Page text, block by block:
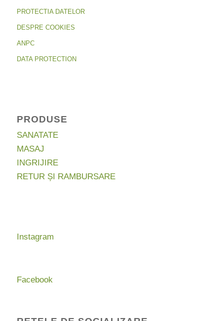
PROTECTIA DATELOR
DESPRE COOKIES
ANPC
DATA PROTECTION
PRODUSE
SANATATE
MASAJ
INGRIJIRE
RETUR ȘI RAMBURSARE
Instagram
Facebook